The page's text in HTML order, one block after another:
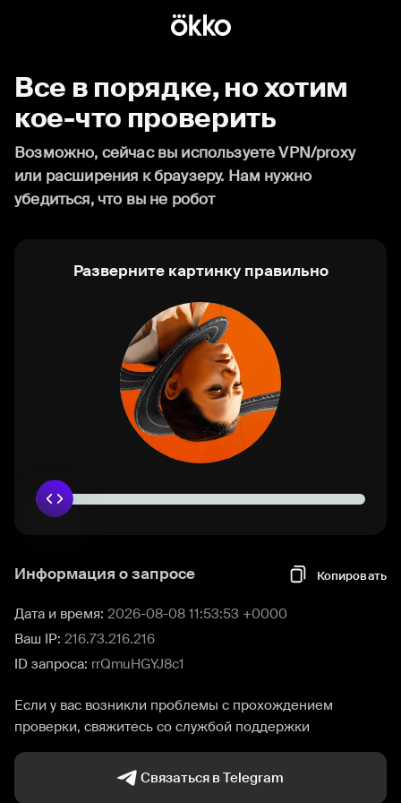
Все в порядке, но хотим
кое-что проверить
Возможно, сейчас вы используете VPN/proxy
или расширения к браузеру. Нам нужно
убедиться, что вы не робот
Разверните картинку правильно
Информация о запросе Копировать
Дата и время: 2026-08-08 11:53:53 +0000
Ваш IP: 216.73.216.216
ID запроса: rrQmuHGYJ8c1
Если у вас возникли проблемы с прохождением
проверки, свяжитесь со службой поддержки
Связаться в Telegram